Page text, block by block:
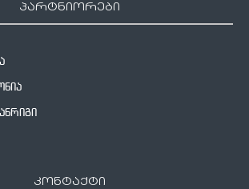
პარტნიორები
კონტაქტი